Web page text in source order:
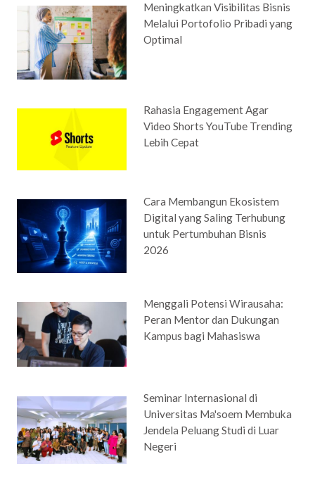
Meningkatkan Visibilitas Bisnis
Melalui Portofolio Pribadi yang
Optimal
Rahasia Engagement Agar
Video Shorts YouTube Trending
Lebih Cepat
Cara Membangun Ekosistem
Digital yang Saling Terhubung
untuk Pertumbuhan Bisnis
2026
Menggali Potensi Wirausaha:
Peran Mentor dan Dukungan
Kampus bagi Mahasiswa
Seminar Internasional di
Universitas Ma'soem Membuka
Jendela Peluang Studi di Luar
Negeri